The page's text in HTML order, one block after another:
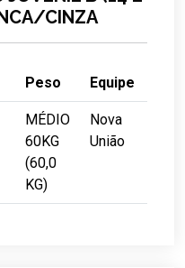
CINZA
Peso Equipe
MÉDIO
60KG
(60,0
KG)
Nova
União